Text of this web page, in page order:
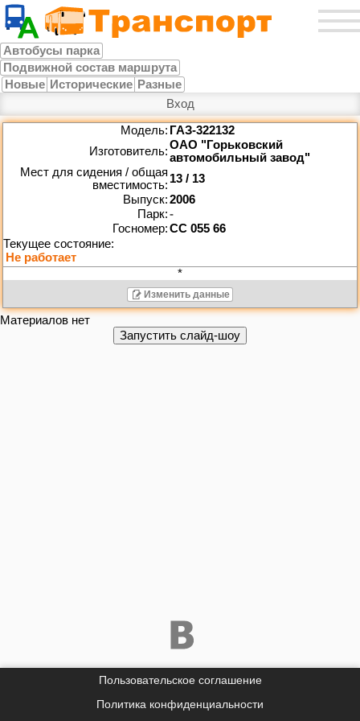
Автобусы парка
Подвижной состав маршрута
Новые Исторические Разные
Вход
Модель: ГАЗ-322132
Изготовитель:ОАО "Горьковский
автомобильный завод"
Мест для сидения / общая
вместимость: 13 / 13
Выпуск:2006
Парк:-
Госномер:СС 055 66
*
Изменить данные
Материалов нет
Пользовательское соглашение
Политика конфиденциальности